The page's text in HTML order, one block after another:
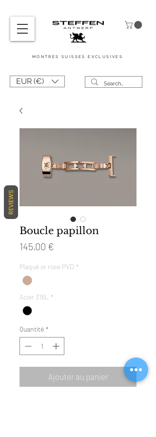
MONTRES SUISSESEXCLUSIVES
EUR (€)
Boucle papillon
145,00 €
Plaqué or rose PVD *
Acier 316L *
Quantité *
Ajouter au panier
REVIEWS